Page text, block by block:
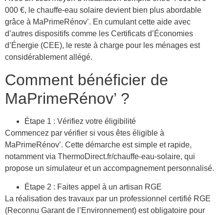
000 €, le chauffe-eau solaire devient bien plus abordable
grâce à MaPrimeRénov’. En cumulant cette aide avec
d’autres dispositifs comme les Certificats d’Économies
d’Énergie (CEE), le reste à charge pour les ménages est
considérablement allégé.
Comment bénéficier de
MaPrimeRénov’ ?
Étape 1 : Vérifiez votre éligibilité
Commencez par vérifier si vous êtes éligible à
MaPrimeRénov’. Cette démarche est simple et rapide,
notamment via ThermoDirect.fr/chauffe-eau-solaire, qui
propose un simulateur et un accompagnement personnalisé.
Étape 2 : Faites appel à un artisan RGE
La réalisation des travaux par un professionnel certifié RGE
(Reconnu Garant de l’Environnement) est obligatoire pour